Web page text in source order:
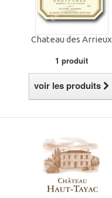
Chateau des Arrieux
1 produit
voir les produits